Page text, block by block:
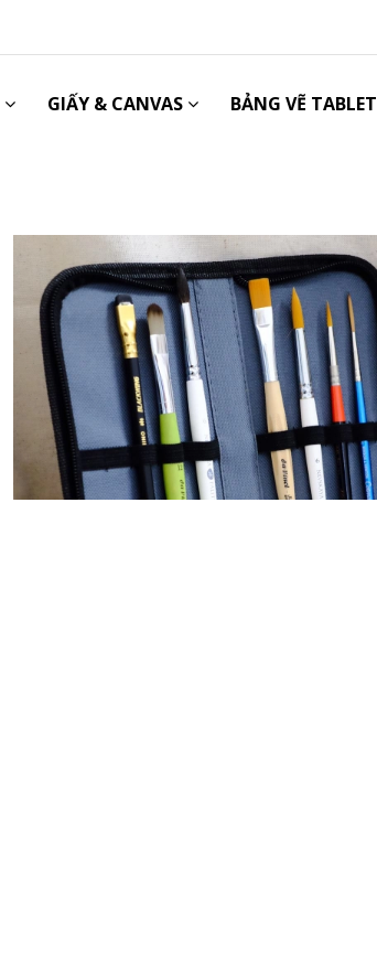
GIẤY & CANVAS BẢNG VẼ TABLET